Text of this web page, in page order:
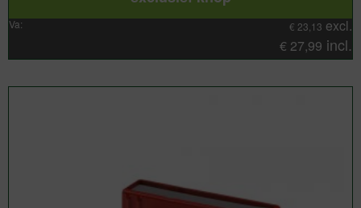
Va: € 23,13 excl.
€ 27,99 incl.